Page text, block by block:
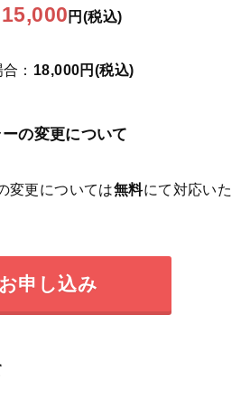
15,000 円(税込)
： 18,000円(税込)
の変更について
変更については無料にて対応いた
お申し込み